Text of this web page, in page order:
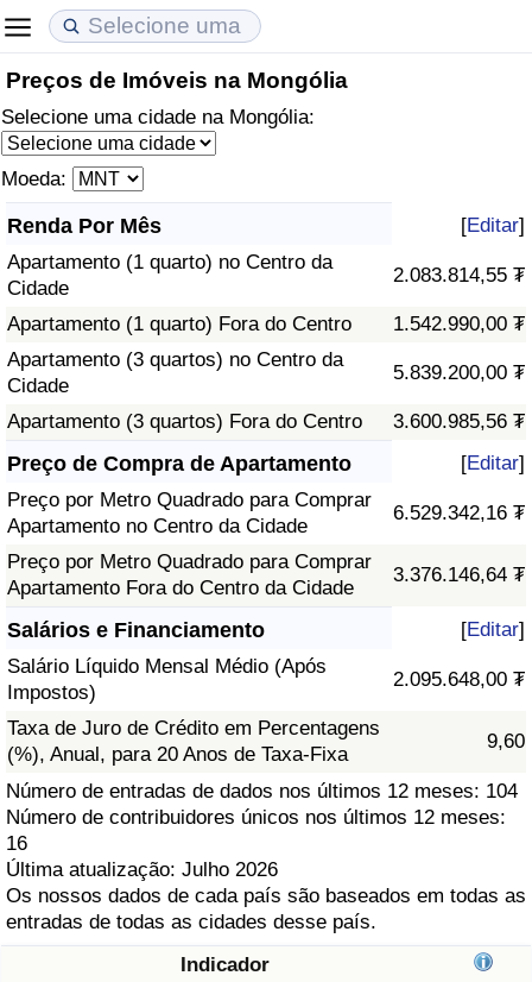
Preços de Imóveis na Mongólia
Selecione uma cidade na Mongólia:
Moeda:
Renda Por Mês [Editar]
Apartamento (1 quarto) no Centro da
Cidade
2.083.814,55 ₮
Apartamento (1 quarto) Fora do Centro
1.542.990,00 ₮
Apartamento (3 quartos) no Centro da
Cidade
5.839.200,00 ₮
Apartamento (3 quartos) Fora do Centro 3.600.985,56 ₮
Preço de Compra de Apartamento [Editar]
Preço por Metro Quadrado para Comprar
Apartamento no Centro da Cidade
6.529.342,16 ₮
Preço por Metro Quadrado para Comprar
Apartamento Fora do Centro da Cidade
3.376.146,64 ₮
Salários e Financiamento [Editar]
Salário Líquido Mensal Médio (Após
Impostos)
2.095.648,00 ₮
Taxa de Juro de Crédito em Percentagens
(%), Anual, para 20 Anos de Taxa-Fixa
9,60
Número de entradas de dados nos últimos 12 meses: 104
Número de contribuidores únicos nos últimos 12 meses:
16
Última atualização: Julho 2026
Os nossos dados de cada país são baseados em todas as
entradas de todas as cidades desse país.
Indicador
Custo de Vida
Indicador de Custo de Vida (Atual)
Indicador de Custo de Vida
Indicador de Custo de Vida Por País
em Aqaba
Preços de Imóveis
Indicador de Preços de Imóveis (Atual)
Indicador de Preços de Imóveis
Indicador de Preços de Imóveis por País
Qualidade de Vida
Indicador de Qualidade de Vida
Indicador de Qualidade de Vida (Atual)
Índice de qualidade de vida por país
Crime
Taxa do Indicador de Crime (Atual)
Indicador de Crime
Índice de criminalidade por país
Saúde
Indicador de Saúde (Atual)
Indicador de Saúde
Indicador de Saúde por País
Poluição
Indicador de Poluição (Atual)